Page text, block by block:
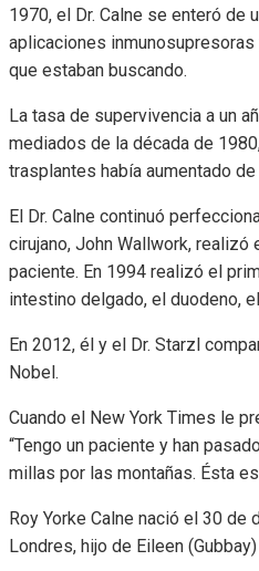
1970, el Dr. Calne se enteró de
aplicaciones
que estaban buscando.
La tasa de supervivencia a un
mediados de la década de
trasplantes había aumentado
El Dr. Calne continuó
cirujano, John Wallwork,
paciente. En 1994 realizó el
intestino delgado, el duodeno,
En 2012, él y el Dr. Starzl
Nobel.
Cuando el New York Times le
“Tengo un paciente y han
millas por las montañas. Ésta
Roy Yorke Calne nació el 30
Londres, hijo de Eileen